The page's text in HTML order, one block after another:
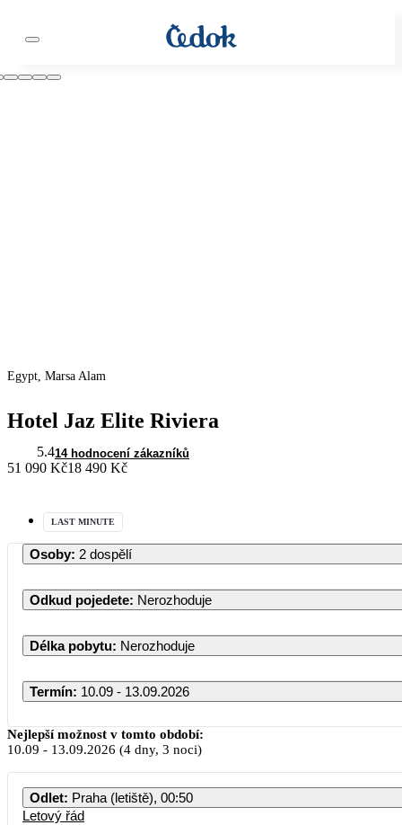
Egypt, Marsa Alam
Hotel Jaz Elite Riviera
5.414 hodnocení zákazníků
51 090 Kč18 490 Kč
LAST MINUTE
Osoby: 2 dospělí
Odkud pojedete: Nerozhoduje
Délka pobytu: Nerozhoduje
Termín: 10.09 - 13.09.2026
PO ÚT ST
Nejlepší možnost v tomto období:
10.09 - 13.09.2026 (4 dny, 3 noci)
Odlet: Praha (letiště), 00:50
Letový řád